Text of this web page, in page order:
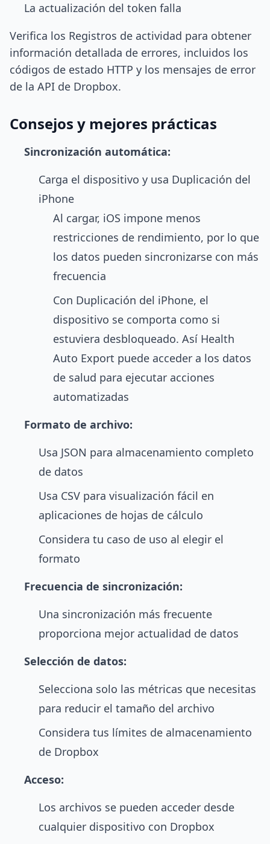
La actualización del token falla
Verifica los Registros de actividad para obtener
información detallada de errores, incluidos los
códigos de estado HTTP y los mensajes de error
de la API de Dropbox.
Consejos y mejores prácticas
Sincronización automática:
Carga el dispositivo y usa Duplicación del
iPhone
Al cargar, iOS impone menos
restricciones de rendimiento, por lo que
los datos pueden sincronizarse con más
frecuencia
Con Duplicación del iPhone, el
dispositivo se comporta como si
estuviera desbloqueado. Así Health
Auto Export puede acceder a los datos
de salud para ejecutar acciones
automatizadas
Formato de archivo:
Usa JSON para almacenamiento completo
de datos
Usa CSV para visualización fácil en
aplicaciones de hojas de cálculo
Considera tu caso de uso al elegir el
formato
Frecuencia de sincronización:
Una sincronización más frecuente
proporciona mejor actualidad de datos
Selección de datos:
Selecciona solo las métricas que necesitas
para reducir el tamaño del archivo
Considera tus límites de almacenamiento
de Dropbox
Acceso:
Los archivos se pueden acceder desde
cualquier dispositivo con Dropbox